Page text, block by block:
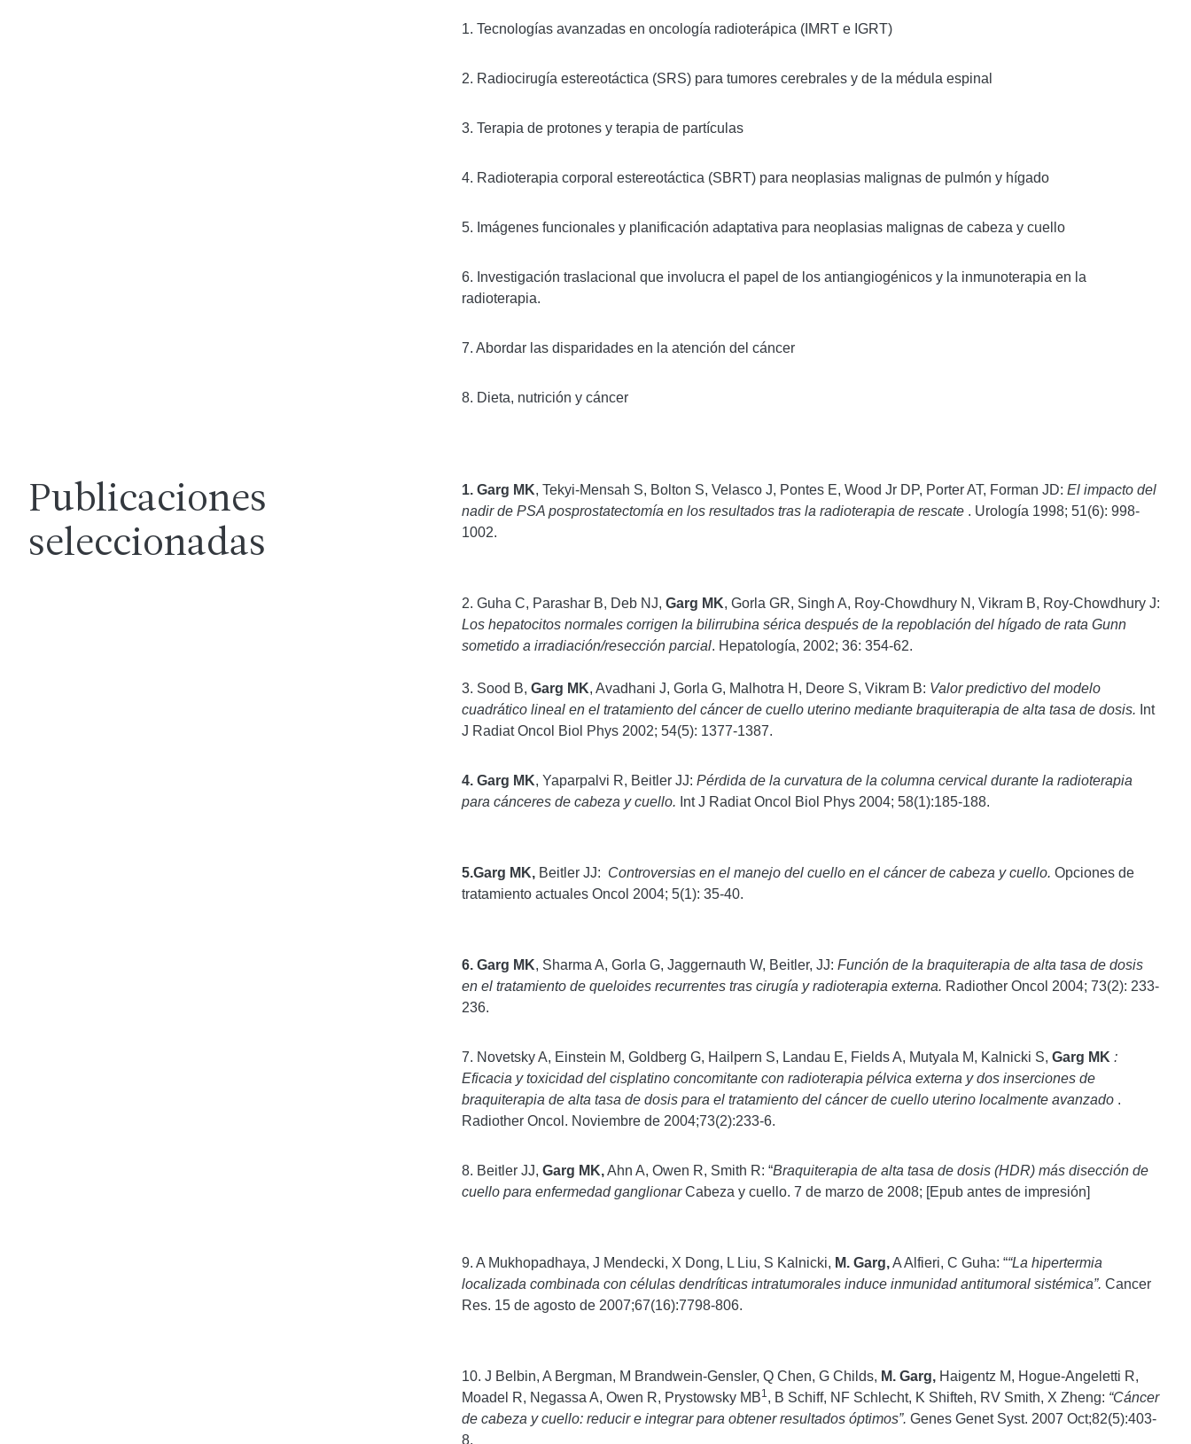
1. Tecnologías avanzadas en oncología radioterápica (IMRT e IGRT)
2. Radiocirugía estereotáctica (SRS) para tumores cerebrales y de la médula espinal
3. Terapia de protones y terapia de partículas
4. Radioterapia corporal estereotáctica (SBRT) para neoplasias malignas de pulmón y hígado
5. Imágenes funcionales y planificación adaptativa para neoplasias malignas de cabeza y cuello
6. Investigación traslacional que involucra el papel de los antiangiogénicos y la inmunoterapia en la
radioterapia.
7. Abordar las disparidades en la atención del cáncer
8. Dieta, nutrición y cáncer
Publicaciones
seleccionadas
1. Garg MK, Tekyi-Mensah S, Bolton S, Velasco J, Pontes E, Wood Jr DP, Porter AT, Forman JD: El impacto del
nadir de PSA posprostatectomía en los resultados tras la radioterapia de rescate. Urología 1998; 51(6): 998-
1002.
2. Guha C, Parashar B, Deb NJ, Garg MK, Gorla GR, Singh A, Roy-Chowdhury N, Vikram B, Roy-Chowdhury J:
Los hepatocitos normales corrigen la bilirrubina sérica después de la repoblación del hígado de rata Gunn
sometido a irradiación/resección parcial. Hepatología, 2002; 36: 354-62.
3. Sood B, Garg MK, Avadhani J, Gorla G, Malhotra H, Deore S, Vikram B: Valor predictivo del modelo
cuadrático lineal en el tratamiento del cáncer de cuello uterino mediante braquiterapia de alta tasa de dosis. Int
J Radiat Oncol Biol Phys 2002; 54(5): 1377-1387.
4. Garg MK, Yaparpalvi R, Beitler JJ: Pérdida de la curvatura de la columna cervical durante la radioterapia
para cánceres de cabeza y cuello. Int J Radiat Oncol Biol Phys 2004; 58(1):185-188.
5.Garg MK, Beitler JJ: Controversias en el manejo del cuello en el cáncer de cabeza y cuello. Opciones de
tratamiento actuales Oncol 2004; 5(1): 35-40.
6. Garg MK, Sharma A, Gorla G, Jaggernauth W, Beitler, JJ: Función de la braquiterapia de alta tasa de dosis
en el tratamiento de queloides recurrentes tras cirugía y radioterapia externa. Radiother Oncol 2004; 73(2): 233-
236.
7. Novetsky A, Einstein M, Goldberg G, Hailpern S, Landau E, Fields A, Mutyala M, Kalnicki S, Garg MK :
Eficacia y toxicidad del cisplatino concomitante con radioterapia pélvica externa y dos inserciones de
braquiterapia de alta tasa de dosis para el tratamiento del cáncer de cuello uterino localmente avanzado.
Radiother Oncol. Noviembre de 2004;73(2):233-6.
8. Beitler JJ, Garg MK,Ahn A, Owen R, Smith R: “Braquiterapia de alta tasa de dosis (HDR) más disección de
cuello para enfermedad ganglionarCabeza y cuello. 7 de marzo de 2008; [Epub antes de impresión]
9. A Mukhopadhaya, J Mendecki, X Dong, L Liu, S Kalnicki, M. Garg,A Alfieri, C Guha: ““La hipertermia
localizada combinada con células dendríticas intratumorales induce inmunidad antitumoral sistémica”. Cancer
Res. 15 de agosto de 2007;67(16):7798-806.
10. J Belbin, A Bergman, M Brandwein-Gensler, Q Chen, G Childs, M. Garg,Haigentz M, Hogue-Angeletti R,
Moadel R, Negassa A, Owen R, Prystowsky MB1, B Schiff, NF Schlecht, K Shifteh, RV Smith, X Zheng: “Cáncer
de cabeza y cuello: reducir e integrar para obtener resultados óptimos”. Genes Genet Syst. 2007 Oct;82(5):403-
8.